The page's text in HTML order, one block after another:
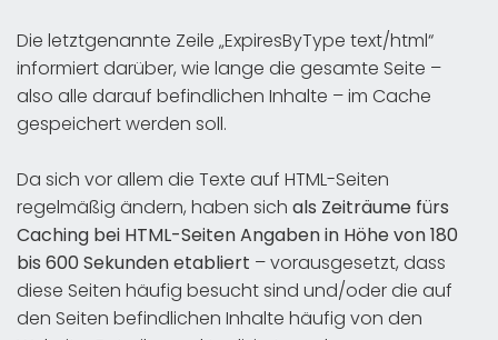
Die letztgenannte Zeile „ExpiresByType text/html“
informiert darüber, wie lange die gesamte Seite –
also alle darauf befindlichen Inhalte – im Cache
gespeichert werden soll.
Da sich vor allem die Texte auf HTML-Seiten
regelmäßig ändern, haben sich als Zeiträume fürs
Caching bei HTML-Seiten Angaben in Höhe von 180
bis 600 Sekunden etabliert – vorausgesetzt, dass
diese Seiten häufig besucht sind und/oder die auf
den Seiten befindlichen Inhalte häufig von den